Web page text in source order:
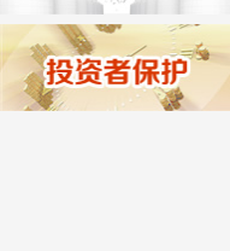
广州营业部：020-
28129902
青岛营业部：0532-
0532-83101962
天津营业部：022-
绵阳营业部：0816-